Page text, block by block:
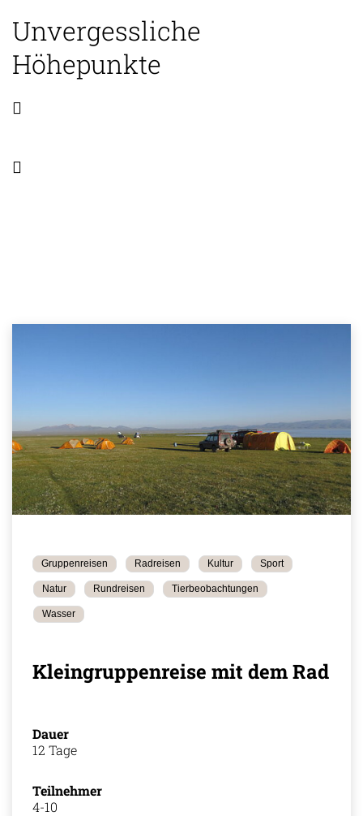
Unvergessliche
Höhepunkte
Gruppenreisen Radreisen Kultur Sport
Natur Rundreisen Tierbeobachtungen
Wasser
Kleingruppenreise mit dem Rad
Dauer
12 Tage
Teilnehmer
4-10